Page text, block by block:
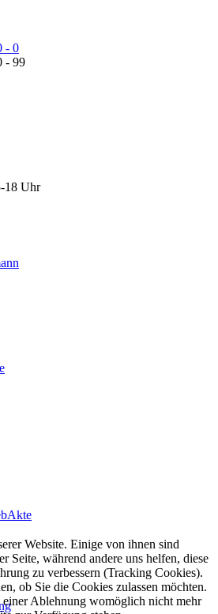
- 0
- 99
18 Uhr
Website. Einige von ihnen sind
Seite, während andere uns helfen, diese
zu verbessern (Tracking Cookies).
ob Sie die Cookies zulassen möchten.
einer Ablehnung womöglich nicht mehr